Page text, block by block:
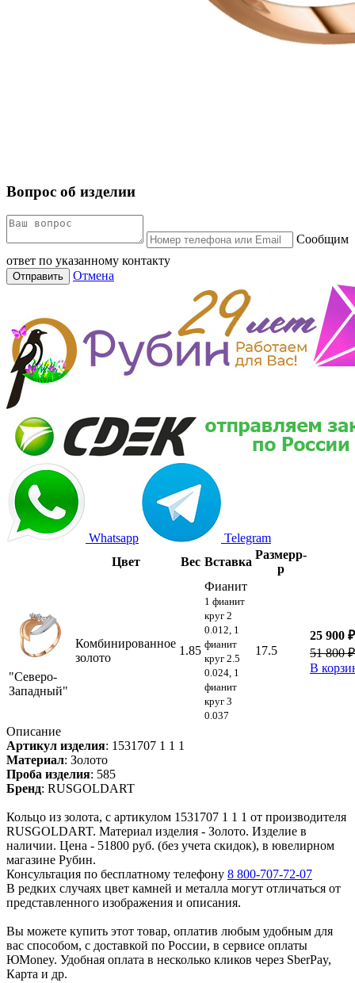
Вопрос об изделии
Сообщим
ответ по указанному контакту
Отправить Отмена
Whatsapp
Telegram
Цвет
Вес Вставка
Размерр-
р
"Северо-
Западный"
Комбинированное
золото
1.85
Фианит
1 фианит
круг 2
0.012, 1
фианит
круг 2.5
0.024, 1
фианит
круг 3
0.037
17.5
25 900 ₽
51 800 ₽
В
Описание
Артикул изделия: 1531707 1 1 1
Материал: Золото
Проба изделия: 585
Бренд: RUSGOLDART
Кольцо из золота, с артикулом 1531707 1 1 1 от производителя
RUSGOLDART. Материал изделия - Золото. Изделие в
наличии. Цена - 51800 руб. (без учета скидок), в ювелирном
магазине Рубин.
Консультация по бесплатному телефону 8 800-707-72-07
В редких случаях цвет камней и металла могут отличаться от
представленного изображения и описания.
Вы можете купить этот товар, оплатив любым удобным для
вас способом, с доставкой по России, в сервисе оплаты
ЮMoney. Удобная оплата в несколько кликов через SberPay,
Карта и др.